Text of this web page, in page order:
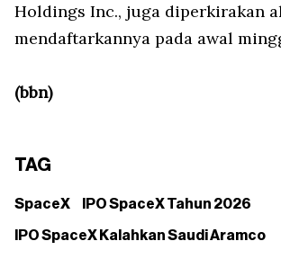
Holdings Inc., juga diperkirakan
mendaftarkannya pada awal
(bbn)
TAG
SpaceX IPO SpaceX Tahun 2026
IPO SpaceX Kalahkan Saudi Aramco